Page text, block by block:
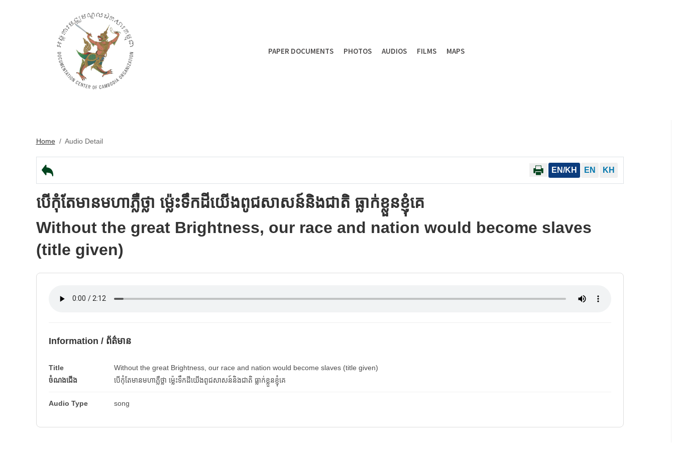
PAPER DOCUMENTS PHOTOS AUDIOS FILMS MAPS
Home/ Audio Detail
EN/KH EN KH
បើកុំតែមានមហាភ្លឺថ្លា ម៉េ្លះទឹកដីយើងពូជសាសន៍និងជាតិ ធ្លាក់ខ្លួនខ្ញុំគេ
Without the great Brightness, our race and nation would become slaves
(title given)
Information / ព័ត៌មាន
Title
Without the great Brightness, our race and nation would become slaves (title given)
ចំណងជើង
បើកុំតែមានមហាភ្លឺថ្លា ម៉េ្លះទឹកដីយើងពូជសាសន៍និងជាតិ ធ្លាក់ខ្លួនខ្ញុំគេ
Audio Type song